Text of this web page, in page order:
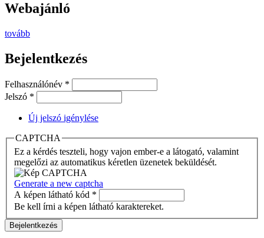
Webajánló
tovább
Bejelentkezés
Felhasználónév *
Jelszó *
Új jelszó igénylése
CAPTCHA
Ez a kérdés teszteli, hogy vajon ember-e a látogató, valamint
megelőzi az automatikus kéretlen üzenetek beküldését.
Generate a new captcha
A képen látható kód *
Be kell írni a képen látható karaktereket.